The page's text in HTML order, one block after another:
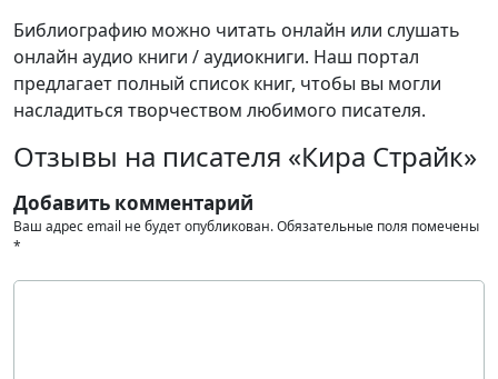
Библиографию можно читать онлайн или слушать
онлайн аудио книги / аудиокниги. Наш портал
предлагает полный список книг, чтобы вы могли
насладиться творчеством любимого писателя.
Отзывы на писателя «Кира Страйк»
Добавить комментарий
Ваш адрес email не будет опубликован.Обязательные поля помечены
*